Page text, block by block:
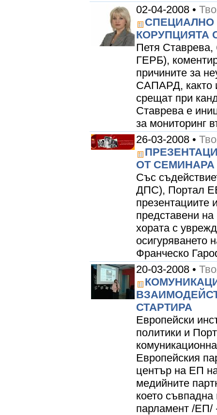
02-04-2008 •
СПЕЦИАЛНО
КОРУПЦИЯТА
Петя
ГЕРБ),
причините за
САПАРД, както
срещат при
Ставрева е
за мониторинг
26-03-2008 •
ОТ
Със
ДПС), Портал
презентациите
представени
хората с
осигуряването
Франческо
20-03-2008 •
СТАРТИРА
Европейски
политики и
Европейския
център на ЕП
медийните
което
парламент /ЕП/